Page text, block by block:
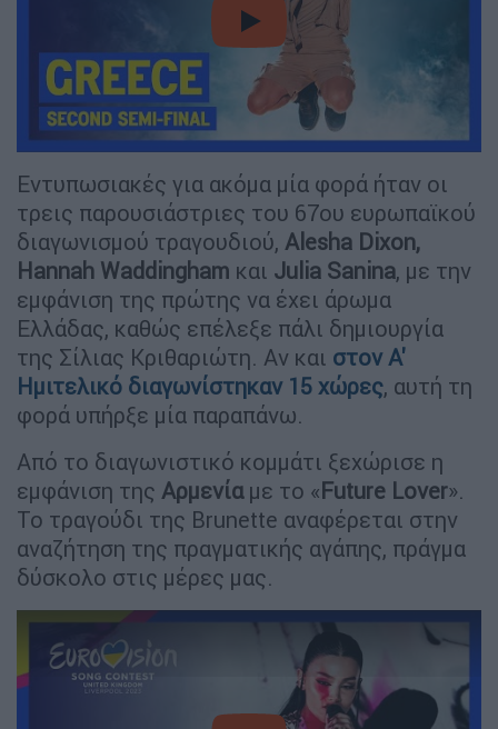
video
Εντυπωσιακές για ακόμα μία φορά ήταν οι
τρεις παρουσιάστριες του 67ου ευρωπαϊκού
διαγωνισμού τραγουδιού, Alesha Dixon,
Hannah Waddingham και Julia Sanina, με την
εμφάνιση της πρώτης να έχει άρωμα
Ελλάδας, καθώς επέλεξε πάλι δημιουργία
της Σίλιας Κριθαριώτη. Αν και στον Α'
Ημιτελικό διαγωνίστηκαν 15 χώρες, αυτή τη
φορά υπήρξε μία παραπάνω.
Από το διαγωνιστικό κομμάτι ξεχώρισε η
εμφάνιση της Αρμενίαμε το «Future Lover».
Το τραγούδι της Brunette αναφέρεται στην
αναζήτηση της πραγματικής αγάπης, πράγμα
δύσκολο στις μέρες μας.